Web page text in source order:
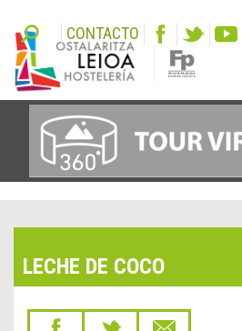
CONTACTO
LECHE DE COCO